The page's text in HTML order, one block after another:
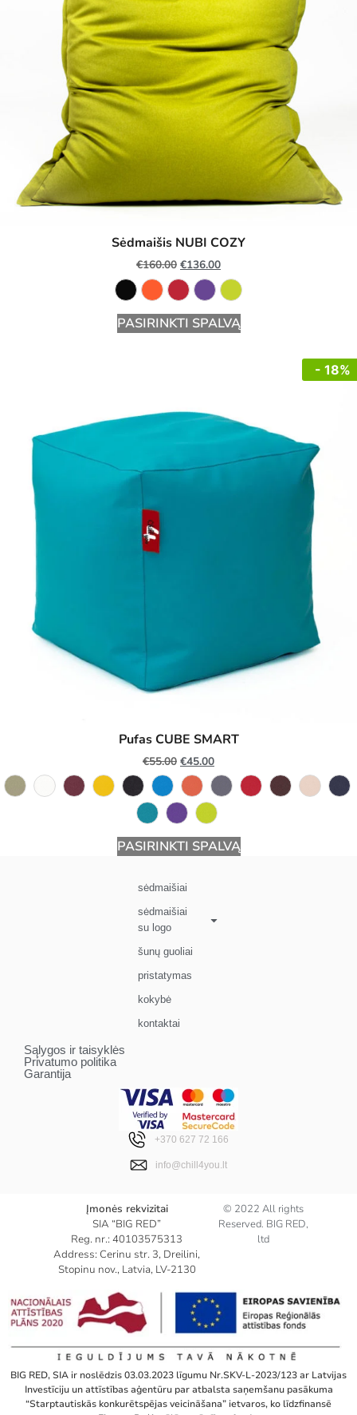
Sėdmaišis NUBI COZY
€160.00 €136.00
PASIRINKTI SPALVĄ
- 18%
Pufas CUBE SMART
€55.00 €45.00
PASIRINKTI SPALVĄ
sėdmaišiai
sėdmaišiai
su logo
šunų guoliai
pristatymas
kokybė
kontaktai
Sąlygos ir taisyklės
Privatumo politika
Garantija
+370 627 72 166
info@chill4you.lt
Įmonės rekvizitai
SIA “BIG RED”
Reg. nr.: 40103575313
Address: Cerinu str. 3, Dreilini,
Stopinu nov., Latvia, LV-2130
© 2022 All rights
Reserved. BIG RED,
ltd
BIG RED, SIA ir noslēdzis 03.03.2023 līgumu Nr.SKV-L-2023/123 ar Latvijas
Investīciju un attīstības aģentūru par atbalsta saņemšanu pasākuma
“Starptautiskās konkurētspējas veicināšana” ietvaros, ko līdzfinansē